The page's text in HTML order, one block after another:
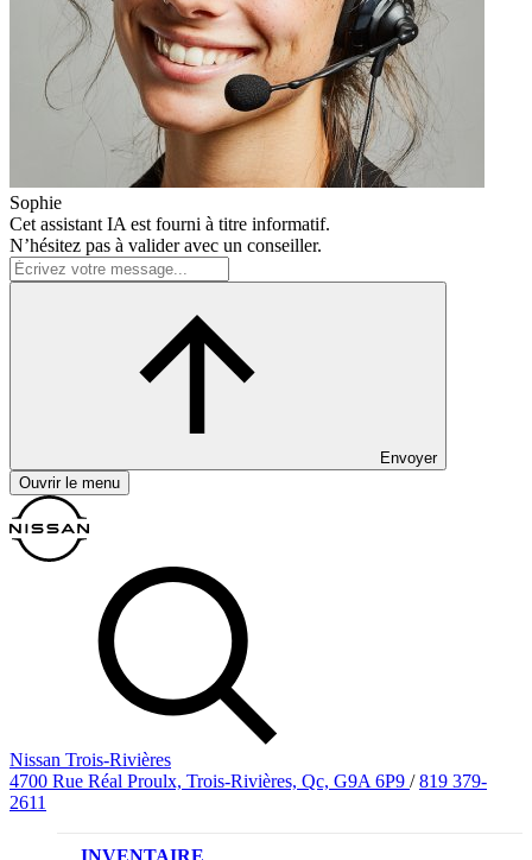
Sophie
Cet assistant IA est fourni à titre informatif.
N’hésitez pas à valider avec un conseiller.
Envoyer
Ouvrir le menu
Nissan Trois-Rivières
4700 Rue Réal Proulx, Trois-Rivières, Qc, G9A 6P9 / 819 379-
2611
INVENTAIRE